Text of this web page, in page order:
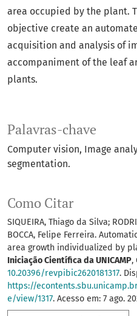
Palavras-chave
Computer vision Image
segmentation.
Como Citar
SIQUEIRA, Thiago da Silva;
BOCCA, Felipe Ferreira.
area growth individualized by
Iniciação Científica da UNICAMP,
10.20396/revpibic2620181317.
https://
e/view/1317. Acesso em: 7 ago.
area occupied by the plant.
objective create an
acquisition and analysis of
accompaniment of the leaf
plants.